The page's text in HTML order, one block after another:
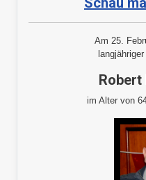
Am 25.
im Alter von